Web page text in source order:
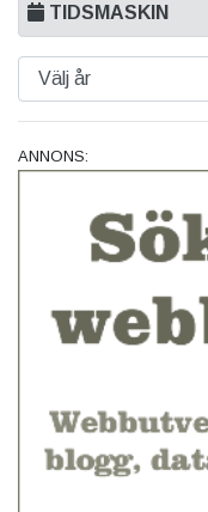
TIDSMASKIN
ANNONS: